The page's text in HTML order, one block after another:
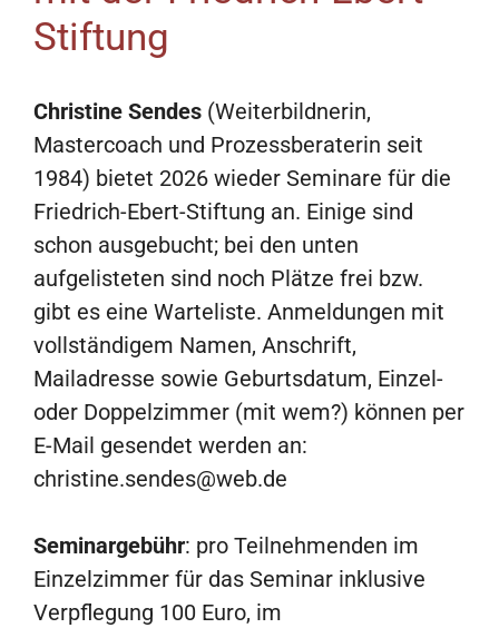
Stiftung
Christine Sendes (Weiterbildnerin,
Mastercoach und Prozessberaterin seit
1984) bietet 2026 wieder Seminare für die
Friedrich-Ebert-Stiftung an. Einige sind
schon ausgebucht; bei den unten
aufgelisteten sind noch Plätze frei bzw.
gibt es eine Warteliste. Anmeldungen mit
vollständigem Namen, Anschrift,
Mailadresse sowie Geburtsdatum, Einzel-
oder Doppelzimmer (mit wem?) können per
E-Mail gesendet werden an:
christine.sendes@web.de
Seminargebühr: pro Teilnehmenden im
Einzelzimmer für das Seminar inklusive
Verpflegung 100 Euro, im